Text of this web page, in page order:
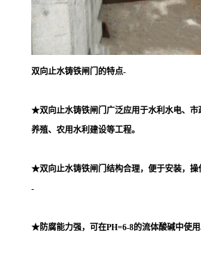
双向止水铸铁闸门的特点-
★双向止水铸铁闸门广泛应用于水利水电、市
养殖、农用水利建设等工程。
★双向止水铸铁闸门结构合理，便于安装，操
-
★防腐能力强，可在PH=6-8的流体酸碱中使